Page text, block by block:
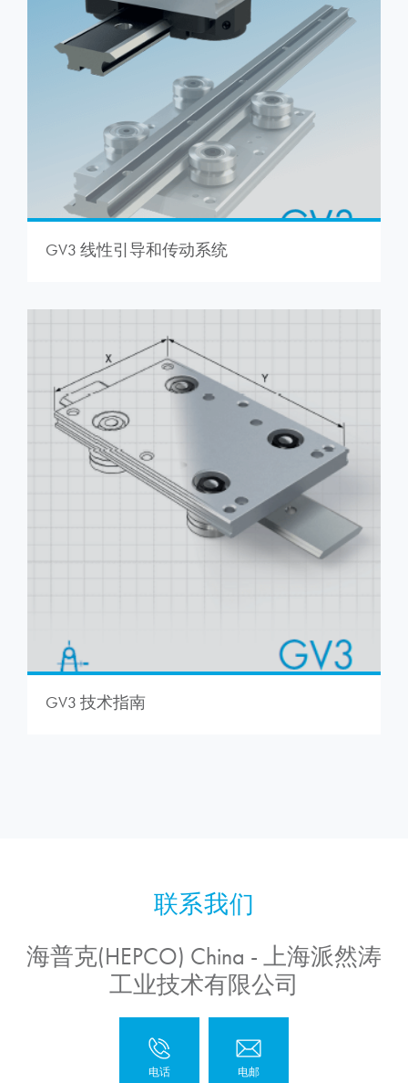
GV3 线性引导和传动系统
GV3 技术指南
海普克(HEPCO) China - 上海派然涛
工业技术有限公司